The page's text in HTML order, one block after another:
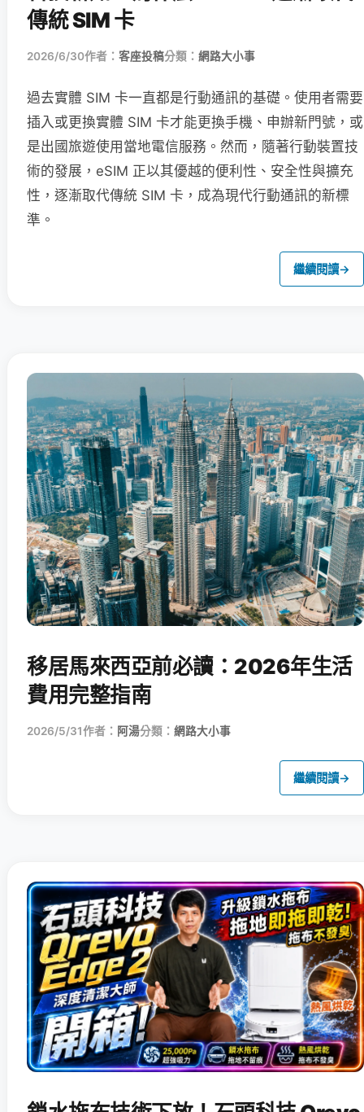
傳統 SIM 卡
2026/6/30作者： 客座投稿分類： 網路大小事
過去實體 SIM 卡一直都是行動通訊的基礎。使用者需要
插入或更換實體 SIM 卡才能更換手機、申辦新門號，或
是出國旅遊使用當地電信服務。然而，隨著行動裝置技
術的發展，eSIM 正以其優越的便利性、安全性與擴充
性，逐漸取代傳統 SIM 卡，成為現代行動通訊的新標
準。
繼續閱讀→
移居馬來西亞前必讀：2026年生活
費用完整指南
2026/5/31作者： 阿湯分類： 網路大小事
繼續閱讀→